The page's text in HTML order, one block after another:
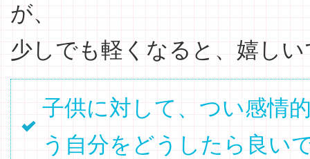
が、
少しでも軽くなると、嬉し
子供に対して、つい感情
う自分をどうしたら良い